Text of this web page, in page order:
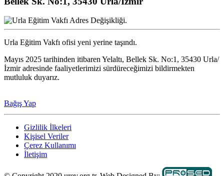
Urla Eğitim Vakfı ofisi yeni yerine taşındı.
Mayıs 2025 tarihinden itibaren Yelaltı, Bellek Sk. No:1, 35430 Urla/
İzmir adresinde faaliyetlerimizi sürdüreceğimizi bildirmekten
mutluluk duyarız.
Bağış Yap
Gizlilik İlkeleri
Kişisel Veriler
Çerez Kullanımı
İletişim